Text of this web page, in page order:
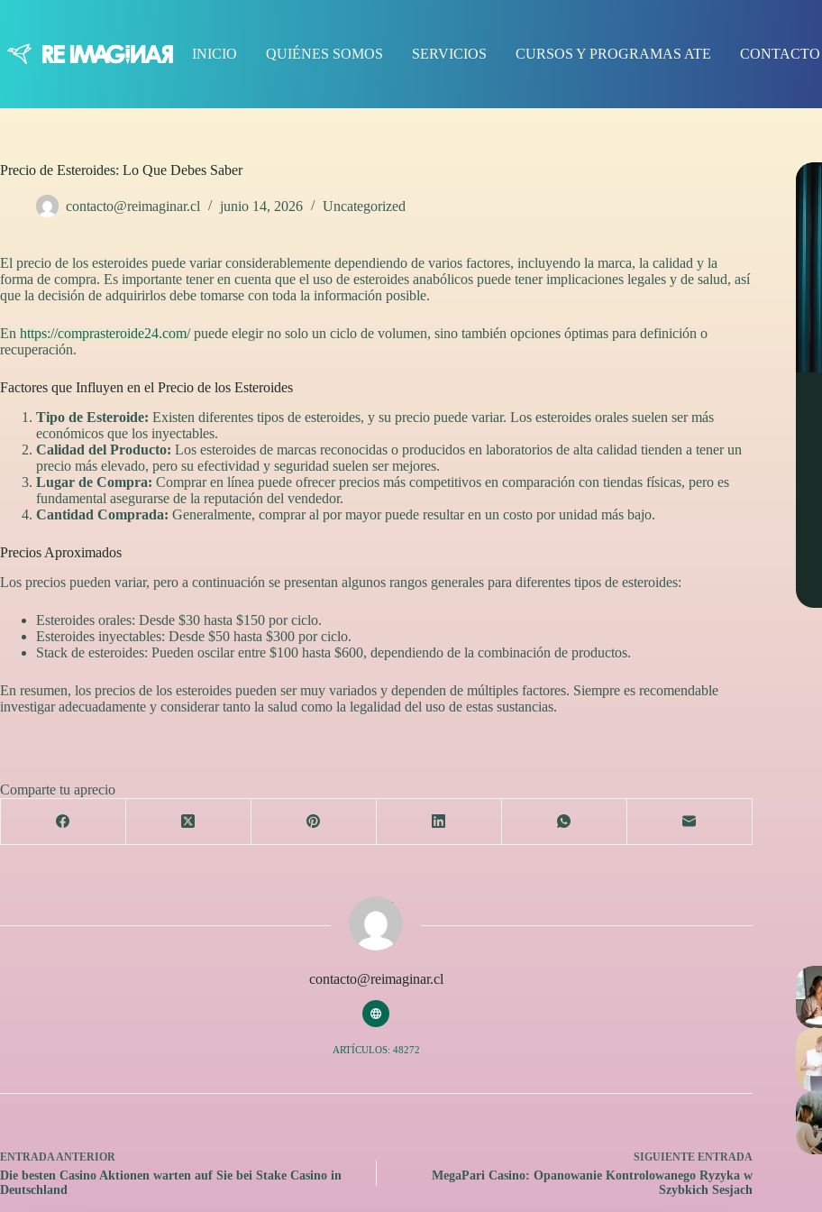
INICIO
QUIÉNES SOMOS SERVICIOS CURSOS Y PROGRAMAS ATE CONTACTO
Precio de Esteroides: Lo Que Debes Saber
contacto@reimaginar.cl junio 14, 2026 Uncategorized
El precio de los esteroides puede variar considerablemente dependiendo de varios factores, incluyendo la marca, la calidad y la
forma de compra. Es importante tener en cuenta que el uso de esteroides anabólicos puede tener implicaciones legales y de salud, así
que la decisión de adquirirlos debe tomarse con toda la información posible.
En https://comprasteroide24.com/puede elegir no solo un ciclo de volumen, sino también opciones óptimas para definición o
recuperación.
Factores que Influyen en el Precio de los Esteroides
Tipo de Esteroide: Existen diferentes tipos de esteroides, y su precio puede variar. Los esteroides orales suelen ser más
económicos que los inyectables.
Calidad del Producto: Los esteroides de marcas reconocidas o producidos en laboratorios de alta calidad tienden a tener un
precio más elevado, pero su efectividad y seguridad suelen ser mejores.
Lugar de Compra: Comprar en línea puede ofrecer precios más competitivos en comparación con tiendas físicas, pero es
fundamental asegurarse de la reputación del vendedor.
Cantidad Comprada: Generalmente, comprar al por mayor puede resultar en un costo por unidad más bajo.
Precios Aproximados
Los precios pueden variar, pero a continuación se presentan algunos rangos generales para diferentes tipos de esteroides:
Esteroides orales: Desde $30 hasta $150 por ciclo.
Esteroides inyectables: Desde $50 hasta $300 por ciclo.
Stack de esteroides: Pueden oscilar entre $100 hasta $600, dependiendo de la combinación de productos.
En resumen, los precios de los esteroides pueden ser muy variados y dependen de múltiples factores. Siempre es recomendable
investigar adecuadamente y considerar tanto la salud como la legalidad del uso de estas sustancias.
Comparte tu aprecio
contacto@reimaginar.cl
ARTÍCULOS: 48272
ENTRADAANTERIOR
Die besten Casino Aktionen warten auf Sie bei Stake Casino in
Deutschland
SIGUIENTE ENTRADA
MegaPari Casino: Opanowanie Kontrolowanego Ryzyka w
Szybkich Sesjach